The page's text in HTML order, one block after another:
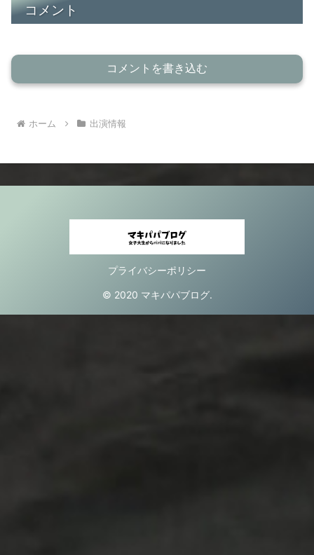
コメント
コメントを書き込む
ホーム 出演情報
プライバシーポリシー
© 2020 マキパパブログ.